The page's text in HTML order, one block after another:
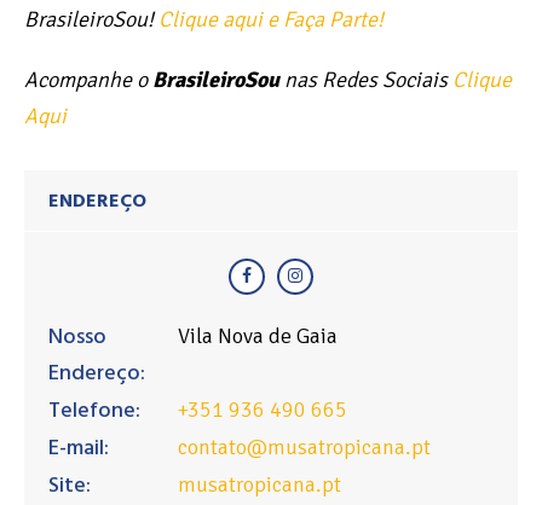
BrasileiroSou!Clique aqui e Faça Parte!
Acompanhe oBrasileiroSounas Redes Sociais Clique
Aqui
ENDEREÇO
Nosso
Endereço:
Vila Nova de Gaia
Telefone: +351 936 490 665
E-mail: contato@musatropicana.pt
Site: musatropicana.pt